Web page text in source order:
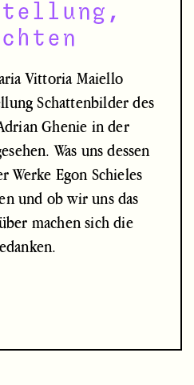
Vittoria Maiello
Schattenbilder des
Ghenie in der
Was uns dessen
Werke Egon Schieles
und ob wir uns das
machen sich die